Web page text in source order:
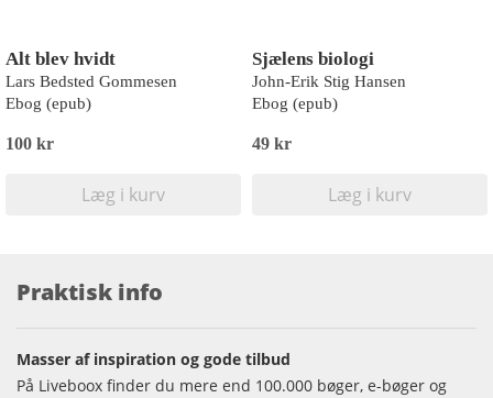
Alt blev hvidt
Lars Bedsted Gommesen
Ebog (epub)
100 kr
Læg i kurv
Sjælens biologi
John-Erik Stig Hansen
Ebog (epub)
49 kr
Læg i kurv
Praktisk info
Masser af inspiration og gode tilbud
På Liveboox finder du mere end 100.000 bøger, e-bøger og